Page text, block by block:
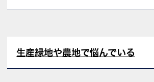
生産緑地や農地で悩んでいる